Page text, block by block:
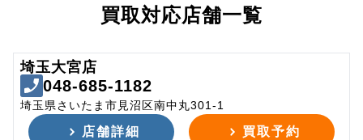
買取対応店舗一覧
埼玉大宮店
048-685-1182
埼玉県さいたま市見沼区南中丸301-1
店舗詳細 買取予約